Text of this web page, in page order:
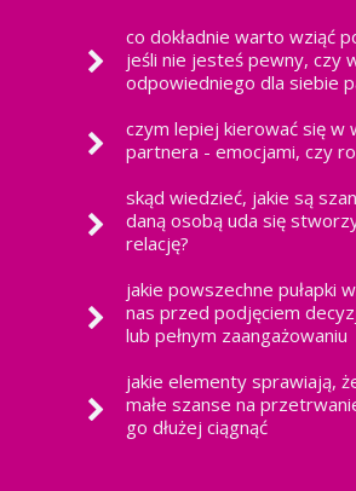
co dokładnie warto wziąć
jeśli nie jesteś pewny, czy
odpowiedniego dla siebie
czym lepiej kierować się w
partnera - emocjami, czy
skąd wiedzieć, jakie są
daną osobą uda się
relację?
jakie powszechne pułapki
nas przed podjęciem
lub pełnym zaangażowaniu
jakie elementy sprawiają,
małe szanse na
go dłużej ciągnąć